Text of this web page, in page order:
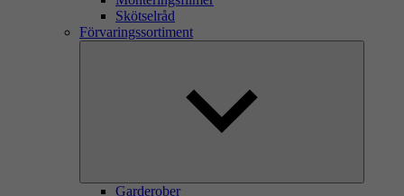
Skötselråd
Förvaringssortiment
Garderober